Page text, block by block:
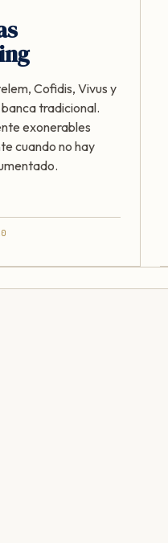
Cofidis, Vivus y
tradicional.
exonerables
cuando no hay